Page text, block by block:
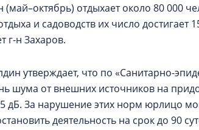
отдыхает около 80 000
и садоводств их число достигает
г-н Захаров.
утверждает, что по «Санитарно-
шума от внешних источников на
дБ. За нарушение этих норм юрлицо
деятельность на срок до 90